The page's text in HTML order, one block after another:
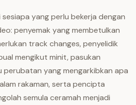
sesiapa yang perlu bekerja dengan
penyemak yang membetulkan
track changes, penyelidik
mengikut minit, pasukan
yang mengarkibkan apa
rakaman, serta pencipta
semula ceramah menjadi